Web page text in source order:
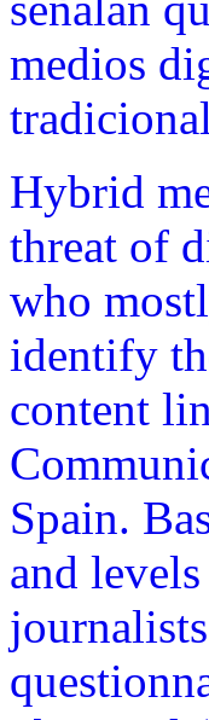
medios
Hybrid
threat of
who
identify
content
Spain.
and